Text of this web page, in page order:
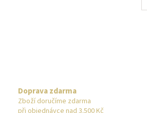
Doprava zdarma
Zboží doručíme zdarma
při objednávce nad 3.500 Kč